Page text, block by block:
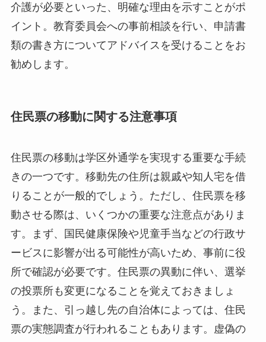
介護が必要といった、明確な理由を示すことがポ
イント。教育委員会への事前相談を行い、申請書
類の書き方についてアドバイスを受けることをお
勧めします。
住民票の移動に関する注意事項
住民票の移動は学区外通学を実現する重要な手続
きの一つです。移動先の住所は親戚や知人宅を借
りることが一般的でしょう。ただし、住民票を移
動させる際は、いくつかの重要な注意点がありま
す。まず、国民健康保険や児童手当などの行政サ
ービスに影響が出る可能性が高いため、事前に役
所で確認が必要です。住民票の異動に伴い、選挙
の投票所も変更になることを覚えておきましょ
う。また、引っ越し先の自治体によっては、住民
票の実態調査が行われることもあります。虚偽の